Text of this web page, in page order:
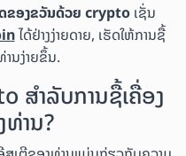
ຂອງຂວັນດ້ວຍ cryptoເຊັ່ນ
ໄດ້ຢ່າງງ່າຍດາຍ, ເຮັດໃຫ້ການຊື້
ນງ່າຍຂຶ້ນ.
ສຳລັບການຊື້ເຄື່ອງ
ານ?